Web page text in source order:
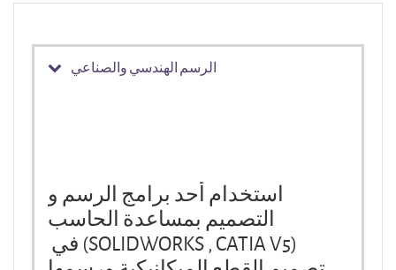
الرسم الهندسي والصناعي
استخدام أحد برامج الرسم و
التصميم بمساعدة الحاسب
(SOLIDWORKS , CATIA V5) في